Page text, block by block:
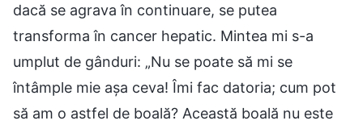
dacă se agrava în continuare, se putea
transforma în cancer hepatic. Mintea mi s-a
umplut de gânduri: „Nu se poate să mi se
întâmple mie așa ceva! Îmi fac datoria; cum pot
să am o astfel de boală? Această boală nu este